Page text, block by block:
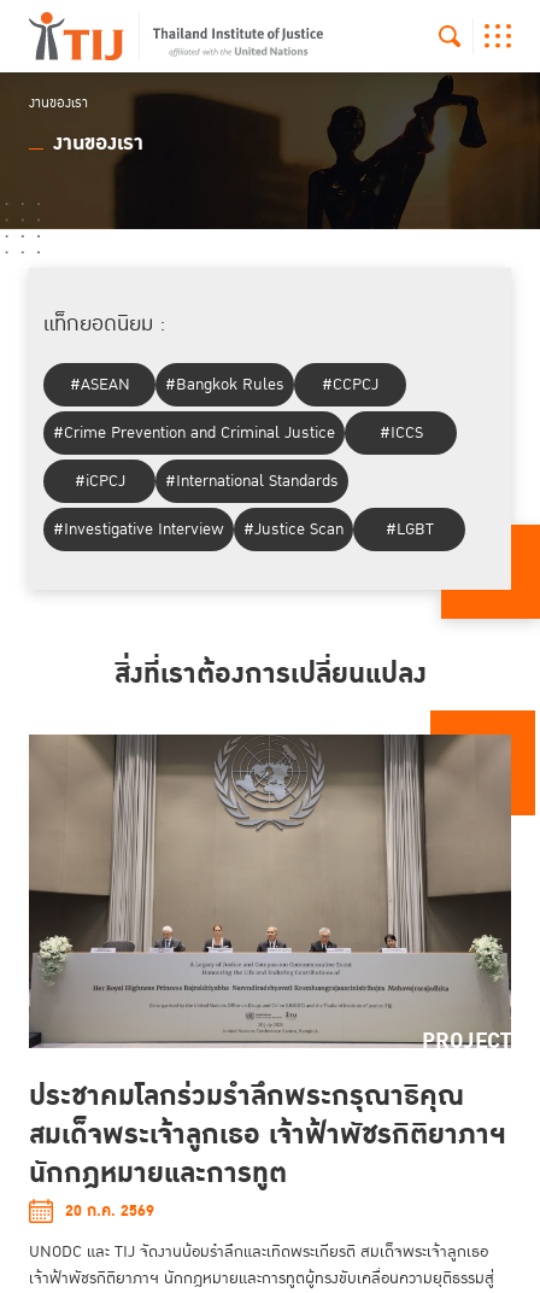
งานของเรา
งานของเรา
แท็กยอดนิยม :
#ASEAN #Bangkok Rules
#CCPCJ
#Crime Prevention and Criminal Justice
#ICCS
#iCPCJ
#International Standards
#Investigative Interview
#Justice Scan #LGBT
สิ่งที่เราต้องการเปลี่ยนแปลง
ประชาคมโลกร่วมรำลึกพระกรุณาธิคุณ
สมเด็จพระเจ้าลูกเธอ เจ้าฟ้าพัชรกิติยาภาฯ
นักกฎหมายและการทูต
20 ก.ค. 2569
UNODC และ TIJ จัดงานน้อมรำลึกและเทิดพระเกียรติ สมเด็จพระเจ้าลูกเธอ
เจ้าฟ้าพัชรกิติยาภาฯ นักกฎหมายและการทูตผู้ทรงขับเคลื่อนความยุติธรรมสู่
PROJECT